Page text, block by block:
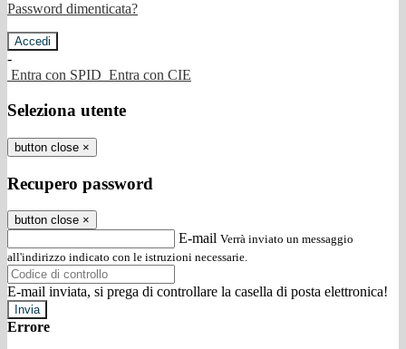
Password dimenticata?
-
Entra con SPID Entra con CIE
Seleziona utente
button close ×
Recupero password
button close ×
E-mail Verrà inviato un messaggio
all'indirizzo indicato con le istruzioni necessarie.
E-mail inviata, si prega di controllare la casella di posta elettronica!
Errore